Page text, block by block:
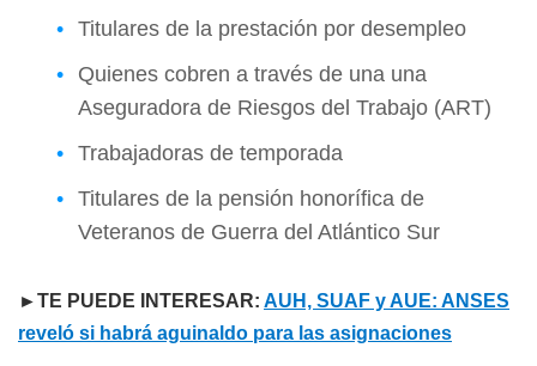
Titulares de la prestación por desempleo
Quienes cobren a través de una una
Aseguradora de Riesgos del Trabajo (ART)
Trabajadoras de temporada
Titulares de la pensión honorífica de
Veteranos de Guerra del Atlántico Sur
►TE PUEDE INTERESAR: AUH, SUAF y AUE: ANSES
reveló si habrá aguinaldo para las asignaciones